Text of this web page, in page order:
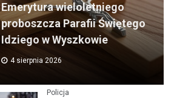
Emerytura wieloletniego
proboszcza Parafii Świętego
Idziego w Wyszkowie
4 sierpnia 2026
Policja